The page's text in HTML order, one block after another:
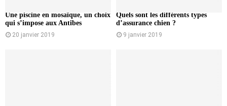
Une piscine en mosaïque, un choix
qui s’impose aux Antibes
20 janvier 2019
Quels sont les différents types
d’assurance chien ?
9 janvier 2019